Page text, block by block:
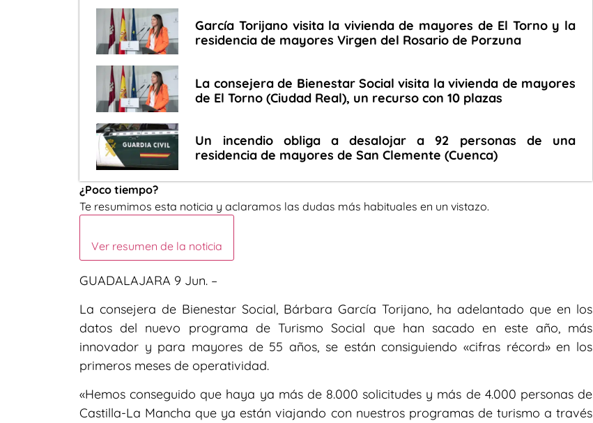
García Torijano visita la vivienda de mayores de El Torno y la
residencia de mayores Virgen del Rosario de Porzuna
La consejera de Bienestar Social visita la vivienda de mayores
de El Torno (Ciudad Real), un recurso con 10 plazas
Un incendio obliga a desalojar a 92 personas de una
residencia de mayores de San Clemente (Cuenca)
¿Poco tiempo?
Te resumimos esta noticia y aclaramos las dudas más habituales en un vistazo.
Ver resumen de la noticia
GUADALAJARA 9 Jun. –
La consejera de Bienestar Social, Bárbara García Torijano, ha adelantado que en los
datos del nuevo programa de Turismo Social que han sacado en este año, más
innovador y para mayores de 55 años, se están consiguiendo «cifras récord» en los
primeros meses de operatividad.
«Hemos conseguido que haya ya más de 8.000 solicitudes y más de 4.000 personas de
Castilla-La Mancha que ya están viajando con nuestros programas de turismo a través